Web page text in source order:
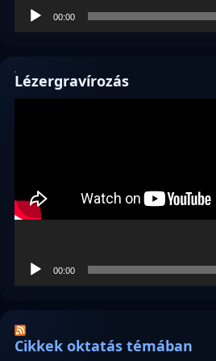
00:00
Lézergravírozás
00:00
Cikkek oktatás témában